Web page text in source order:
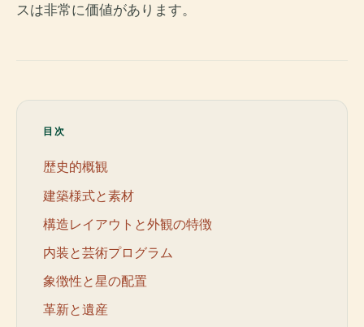
スは非常に価値があります。
目次
歴史的概観
建築様式と素材
構造レイアウトと外観の特徴
内装と芸術プログラム
象徴性と星の配置
革新と遺産